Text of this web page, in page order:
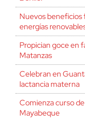
Nuevos beneficios
energías
Propician goce en
Matanzas
Celebran en
lactancia materna
Comienza curso
Mayabeque